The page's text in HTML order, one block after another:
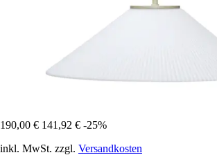
190,00 € 141,92 € -25%
inkl. MwSt. zzgl. Versandkosten